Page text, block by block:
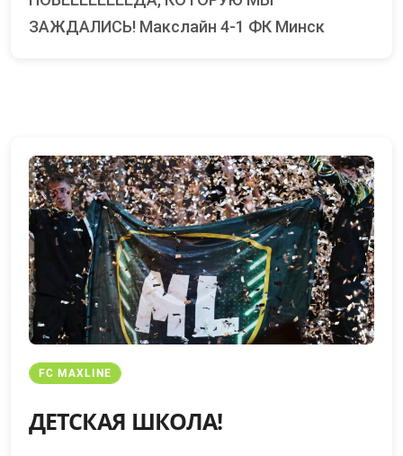
ЗАЖДАЛИСЬ! Макслайн 4-1 ФК Минск
FC MAXLINE
ДЕТСКАЯ ШКОЛА!